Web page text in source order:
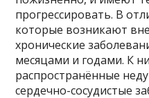
прогрессировать. В
которые возникают
хронические
месяцами и годами. К
распространённые
сердечно-сосудистые